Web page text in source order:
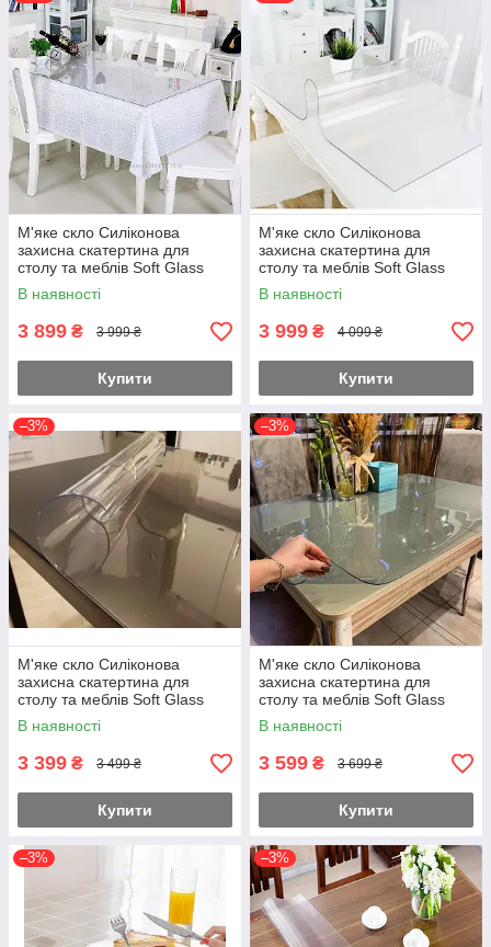
М'яке скло Силіконова
захисна скатертина для
столу та меблів Soft Glass
(3.8х1.0м) товщина 2.0мм
Прозора
В наявності
3 899 ₴ 3 999 ₴
Купити
М'яке скло Силіконова
захисна скатертина для
столу та меблів Soft Glass
(3.9х1.0м) товщина 2.0мм
Прозора
В наявності
3 999 ₴ 4 099 ₴
Купити
–3%
М'яке скло Силіконова
захисна скатертина для
столу та меблів Soft Glass
(3.3х1.0м) товщина 2.0мм
Прозора
В наявності
3 399 ₴ 3 499 ₴
Купити
–3%
М'яке скло Силіконова
захисна скатертина для
столу та меблів Soft Glass
(3.5х1.0м) товщина 2.0мм
Прозора
В наявності
3 599 ₴ 3 699 ₴
Купити
–3% –3%